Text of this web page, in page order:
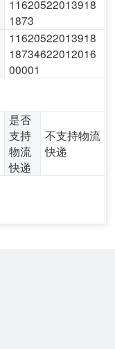
11620522013918
1873
11620522013918
18734622012016
00001
是否
支持
物流
快递
不支持物流
快递